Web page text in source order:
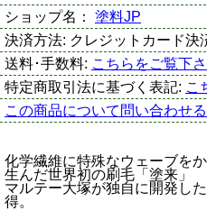
ショップ名： 塗料JP
決済方法: クレジットカード決
送料･手数料: こちらをご覧下
特定商取引法に基づく表記: こ
この商品について問い合わせる
化学繊維に特殊なウェーブを
生んだ世界初の刷毛「塗来」
マルテー大塚が独自に開発し
得。